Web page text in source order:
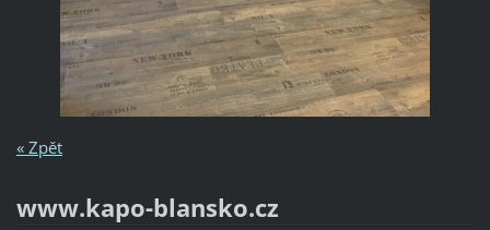
« Zpět
www.kapo-blansko.cz